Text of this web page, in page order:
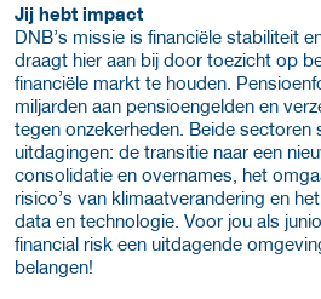
Jij hebt impact
DNB’s missie is financiële stabiliteit
draagt hier aan bij door toezicht op
financiële markt te houden.
miljarden aan pensioengelden en
tegen onzekerheden. Beide sectoren
uitdagingen: de transitie naar een
consolidatie en overnames, het
risico’s van klimaatverandering en
data en technologie. Voor jou als
financial risk een uitdagende
belangen!